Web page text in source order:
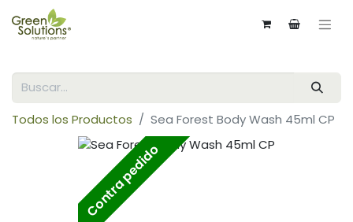
Todos los Productos Sea Forest Body Wash 45ml CP
Contra pedido